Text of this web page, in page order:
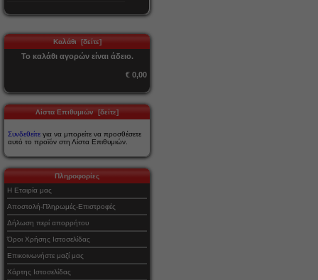
Καλάθι [δείτε]
Το καλάθι αγορών είναι άδειο.
€ 0,00
Λίστα Επιθυμιών [δείτε]
Συνδεθείτε για να μπορείτε να προσθέσετε
αυτό το προϊόν στη Λίστα Επιθυμιών.
Πληροφορίες
Η Εταιρία μας
Αποστολή-Πληρωμές-Επιστροφές
Δήλωση περί απορρήτου
Όροι Χρήσης Ιστοσελίδας
Επικοινωνήστε μαζί μας
Χάρτης Ιστοσελίδας